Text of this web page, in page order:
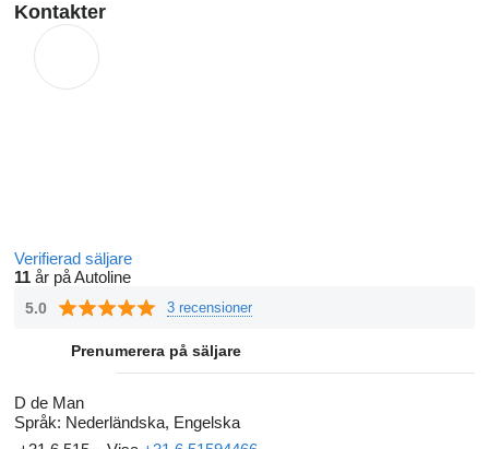
Kontakter
Verifierad säljare
11 år på Autoline
5.0 3 recensioner
Prenumerera på säljare
D de Man
Språk: Nederländska, Engelska